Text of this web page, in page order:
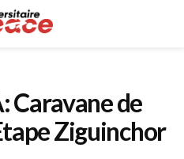
Caravane de
Ziguinchor